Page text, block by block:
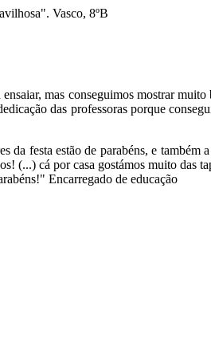
Vasco, 8ºB
mas conseguimos mostrar
das professoras porque
festa estão de parabéns, e
cá por casa gostámos muito das
Encarregado de educação